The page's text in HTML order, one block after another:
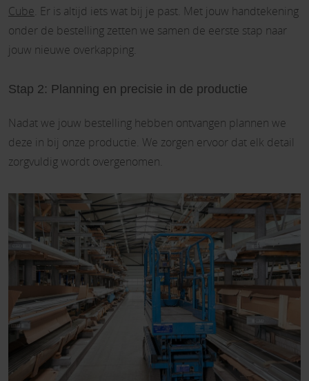
Cube . Er is altijd iets wat bij je past. Met jouw handtekening
onder de bestelling zetten we samen de eerste stap naar
jouw nieuwe overkapping.
Stap 2: Planning en precisie in de productie
Nadat we jouw bestelling hebben ontvangen plannen we
deze in bij onze productie. We zorgen ervoor dat elk detail
zorgvuldig wordt overgenomen.